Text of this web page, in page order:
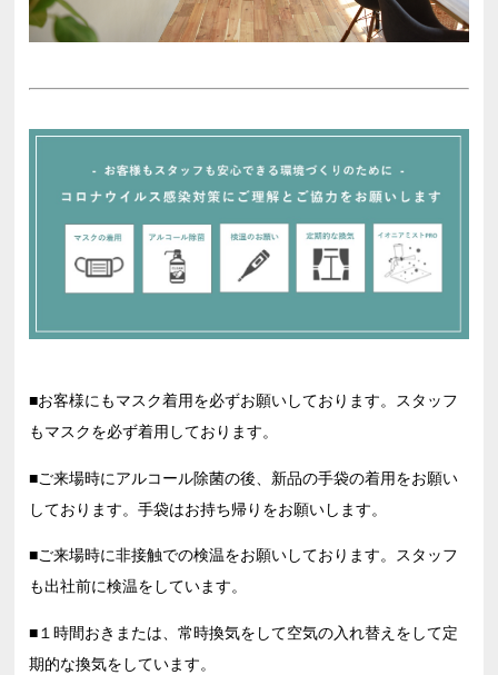
■お客様にもマスク着用を必ずお願いしております。スタッフ
もマスクを必ず着用しております。
■ご来場時にアルコール除菌の後、新品の手袋の着用をお願い
しております。手袋はお持ち帰りをお願いします。
■ご来場時に非接触での検温をお願いしております。スタッフ
も出社前に検温をしています。
■１時間おきまたは、常時換気をして空気の入れ替えをして定
期的な換気をしています。